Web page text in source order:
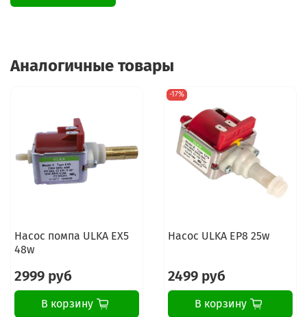
Аналогичные товары
Насос помпа ULKA EX5
48w
2999 руб
В корзину
-17%
Насос ULKA EP8 25w
2499 руб
В корзину